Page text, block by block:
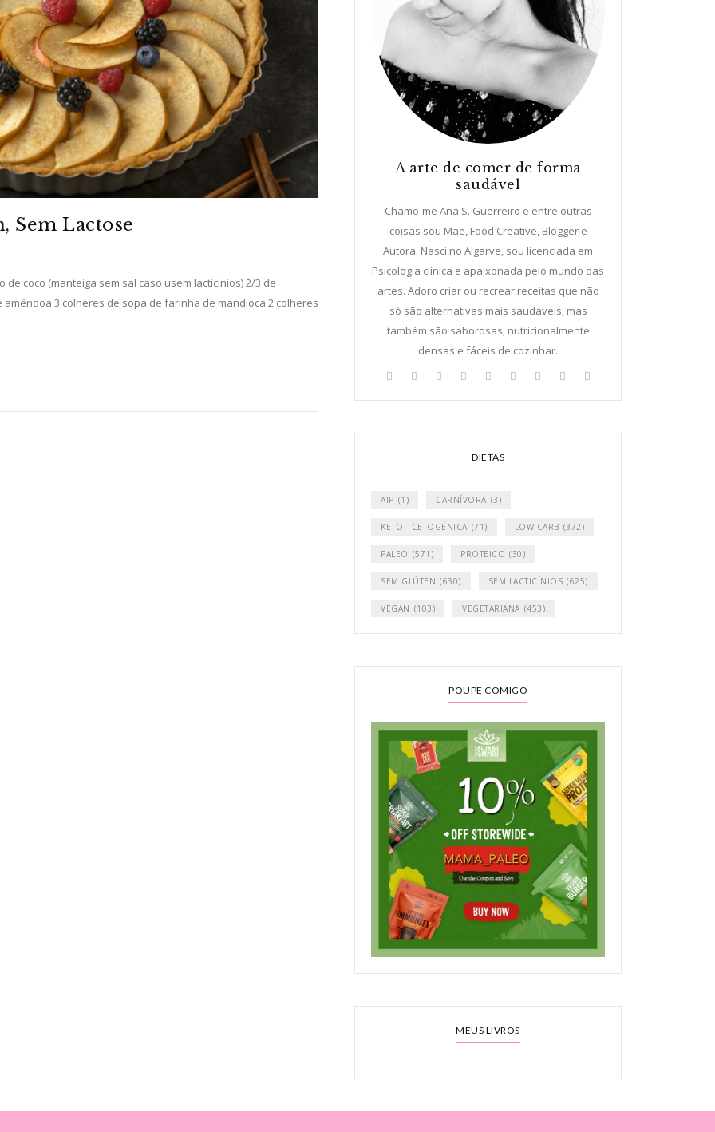
Sem Lactose
coco (manteiga sem sal caso usem lacticínios) 2/3 de
3 colheres de sopa de farinha de mandioca 2 colheres
A arte de comer de forma
saudável
Chamo-me Ana S. Guerreiro e entre outras
coisas sou Mãe, Food Creative, Blogger e
Autora. Nasci no Algarve, sou licenciada em
Psicologia clínica e apaixonada pelo mundo das
artes. Adoro criar ou recrear receitas que não
só são alternativas mais saudáveis, mas
também são saborosas, nutricionalmente
densas e fáceis de cozinhar.
DIETAS
AIP (1) CARNÍVORA (3)
KETO - CETOGÉNICA (71) LOW CARB (372)
PALEO (571) PROTEICO (30)
SEM GLÚTEN (630) SEM LACTICÍNIOS (625)
VEGAN (103) VEGETARIANA (453)
POUPE COMIGO
MEUS LIVROS